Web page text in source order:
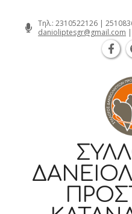
Τηλ.: 2310522126 |
danioliptesgr@gmail.com |